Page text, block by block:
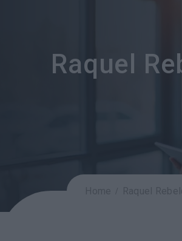
Raquel